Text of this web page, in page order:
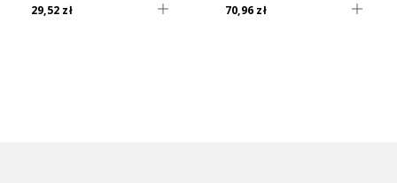
29,52 zł 70,96 zł